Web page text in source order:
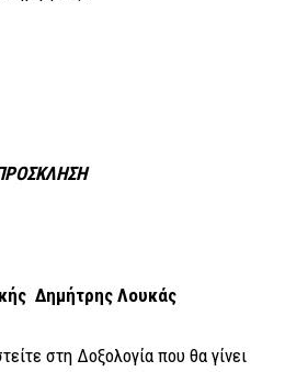
Δημήτρης Λουκάς
στη Δοξολογία που θα γίνει